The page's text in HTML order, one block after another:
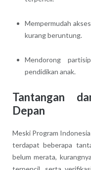
Mempermudah
kurang beruntung.
Mendorong
pendidikan anak.
Tantangan
Depan
Meski Program
terdapat beberapa
belum merata,